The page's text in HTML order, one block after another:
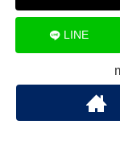
LINE